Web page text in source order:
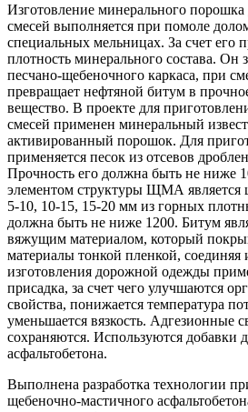
Изготовление минерального порошка
смесей выполняется при помоле
специальных мельницах. За счет его
плотность минерального состава. Он
песчано-щебеночного каркаса, при
превращает нефтяной битум в
вещество. В проекте для
смесей применен минеральный
активированный порошок. Для
применяется песок из отсевов
Прочность его должна быть не ниже
элементом структуры ЩМА является
5-10, 10-15, 15-20 мм из горных
должна быть не ниже 1200. Битум
вяжущим материалом, который
материалы тонкой пленкой,
изготовления дорожной одежды
присадка, за счет чего улучшаются
свойства, понижается температура
уменьшается вязкость. Адгезионные
сохраняются. Используются добавки
асфальтобетона.
Выполнена разработка технологии
щебеночно-мастичного